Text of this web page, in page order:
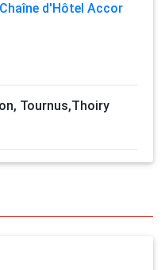
Chaîne d'Hôtel Accor
Tournus,Thoiry